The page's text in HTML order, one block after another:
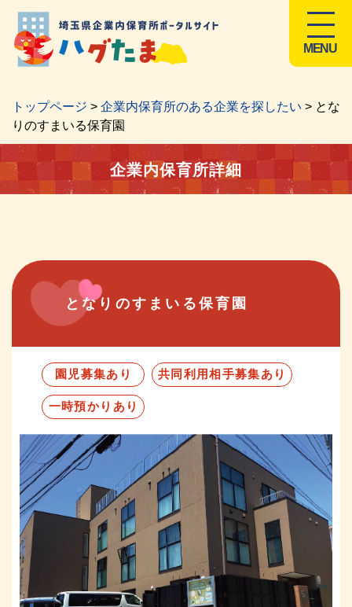
MENU
トップページ > 企業内保育所のある企業を探したい > とな
りのすまいる保育園
企業内保育所詳細
となりのすまいる保育園
園児募集あり 共同利用相手募集あり
一時預かりあり